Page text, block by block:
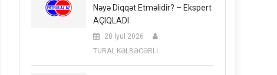
Nəyə Diqqət Etməlidir? – Ekspert
AÇIQLADI
28 İyul 2026
TURAL KƏLBƏCƏRLİ